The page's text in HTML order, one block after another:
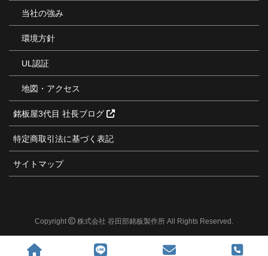
当社の強み
環境方針
UL認証
地図・アクセス
銘板屋3代目 社長ブログ
特定商取引法に基づく表記
サイトマップ
Copyright 株式会社 谷田部銘板製作所 All Rights Reserved.